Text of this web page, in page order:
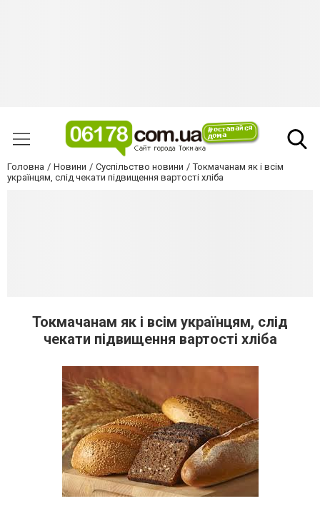
Головна Новини Суспільство новини
Токмачанам як і всім
українцям, слід чекати підвищення вартості хліба
Токмачанам як і всім українцям, слід
чекати підвищення вартості хліба